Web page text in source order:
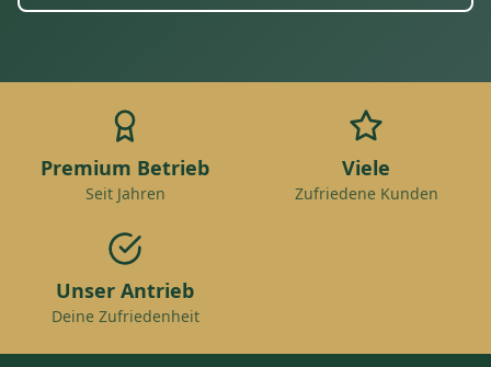
Premium Betrieb
Seit Jahren
Viele
Zufriedene Kunden
Unser Antrieb
Deine Zufriedenheit